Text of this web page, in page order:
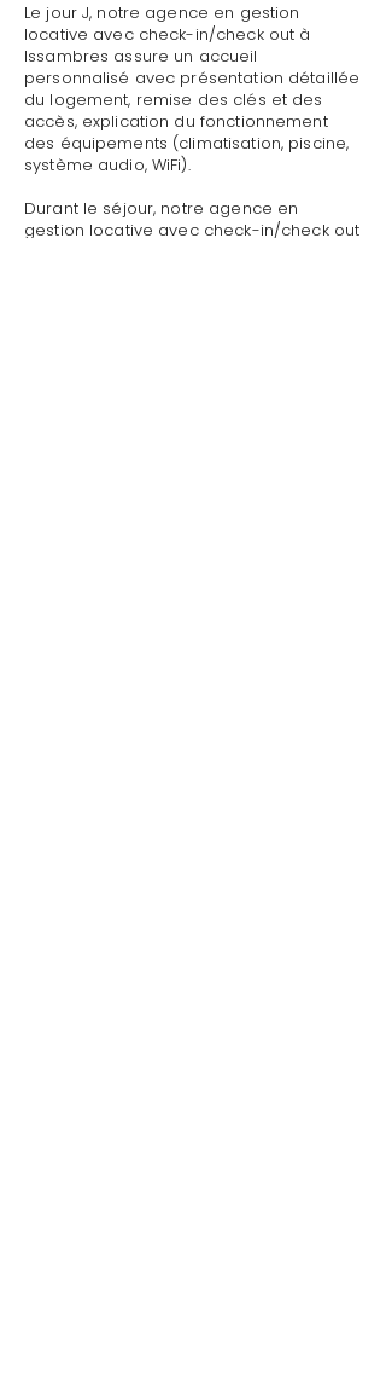
Le jour J, notre agence en gestion
locative avec check-in/check out à
Issambres assure un accueil
personnalisé avec présentation détaillée
du logement, remise des clés et des
accès, explication du fonctionnement
des équipements (climatisation, piscine,
système audio, WiFi).
Durant le séjour, notre agence en
gestion locative avec check-in/check out